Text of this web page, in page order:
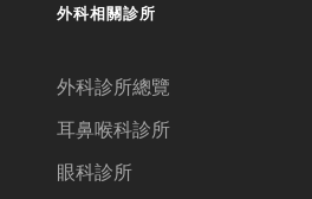
外科相關診所
外科診所總覽
耳鼻喉科診所
眼科診所